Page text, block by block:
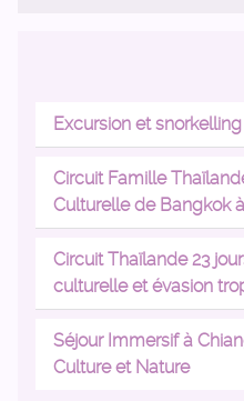
Excursion et
Circuit Famille
Culturelle de Bangkok
Circuit Thaïlande 23
culturelle et évasion
Séjour Immersif à
Culture et Nature